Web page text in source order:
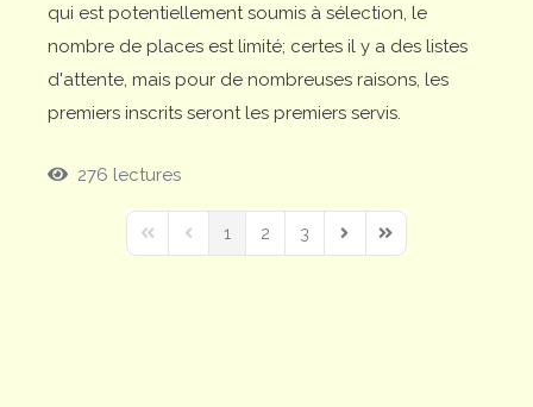
qui est potentiellement soumis à sélection, le
nombre de places est limité; certes il y a des listes
d'attente, mais pour de nombreuses raisons, les
premiers inscrits seront les premiers servis.
276 lectures
First PagePrevious Page
1 2 3
Next PageLast Page